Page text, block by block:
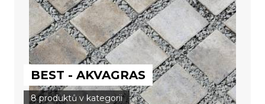
BEST - AKVAGRAS
8 produktů v kategorii